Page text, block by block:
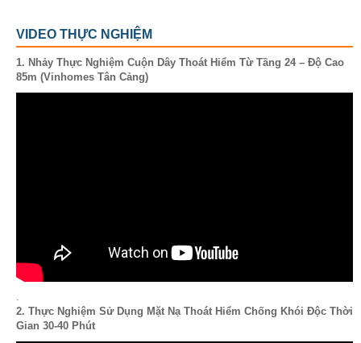
VIDEO THỰC NGHIỆM
1. Nhảy Thực Nghiệm Cuộn Dây Thoát Hiểm Từ Tầng 24 – Độ Cao
85m (Vinhomes Tân Cảng)
.
2. Thực Nghiệm Sử Dụng Mặt Nạ Thoát Hiểm Chống Khói Độc Thời
Gian 30-40 Phút